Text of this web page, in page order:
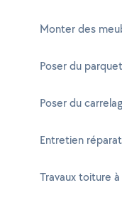
Monter des
Poser du
Poser du
Entretien
Travaux toiture